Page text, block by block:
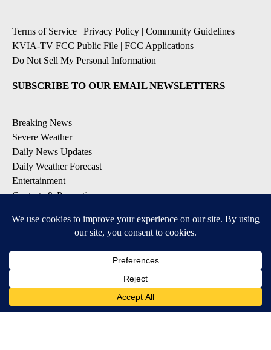
Terms of Service | Privacy Policy | Community Guidelines |
KVIA-TV FCC Public File | FCC Applications |
Do Not Sell My Personal Information
SUBSCRIBE TO OUR EMAIL NEWSLETTERS
Breaking News
Severe Weather
Daily News Updates
Daily Weather Forecast
Entertainment
Contests & Promotions
DOWNLOAD OUR APPS
Available for iOS and Android